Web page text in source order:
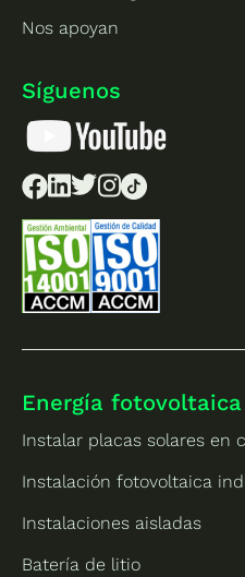
Nos apoyan
Síguenos
Energía fotovoltaica
Instalar placas solares en
Instalación fotovoltaica
Instalaciones aisladas
Batería de litio